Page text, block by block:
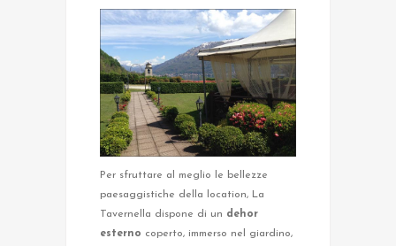
Per sfruttare al meglio le bellezze
paesaggistiche della location, La
Tavernella dispone di un dehor
esterno coperto, immerso nel giardino,